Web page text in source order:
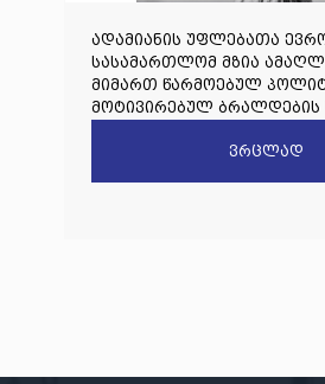
ადამიანის უფლებათა
სასამართლომ მზია
მიმართ წარმოებულ
მოტივირებულ ბრალდების
დაარეგისტრირავრცლად